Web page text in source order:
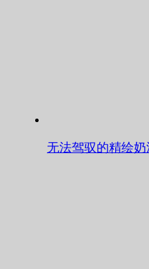
无法驾驭的精绘